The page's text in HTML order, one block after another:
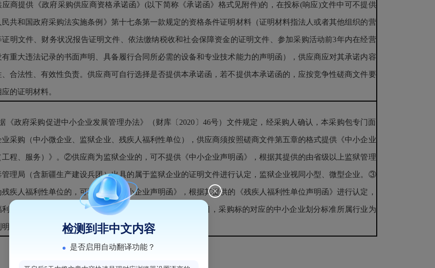
应商提供《政府采购供应商资格承诺函》(以下简称《承诺函》格式见附件)的，在投标(响应)文件中可不提供
共和国政府采购法实施条例》第十七条第一款规定的资格条件证明材料（证明材料指法人或者其他组织的营
证明文件、财务状况报告证明文件、依法缴纳税收和社会保障资金的证明文件、参加采购活动前3年内在经营
重大违法记录的书面声明、具备履行合同所必需的设备和专业技术能力的声明函），供应商应对其承诺内容
合法性、有效性负责。供应商可自行选择是否提供本承诺函，若不提供本承诺函的，应按竞争性磋商文件要
的证明材料。
《政府采购促进中小企业发展管理办法》（财库〔2020〕46号）文件规定，经采购人确认，本采购包专门面
采购（中小微企业、监狱企业、残疾人福利性单位），供应商须按照磋商文件第五章的格式提供《中小企业
工程、服务）》。②供应商为监狱企业的，可不提供《中小企业声明函》，根据其提供的由省级以上监狱管理
管理局（含新疆生产建设兵团）出具的属于监狱企业的证明文件进行认定，监狱企业视同小型、微型企业。③
疾人福利性单位的，可不提供《中小企业声明函》，根据其提供的《残疾人福利性单位声明函》进行认定，
利性单位视同小型、微型企业。2、本项目为服务类采购项目，采购标的对应的中小企业划分标准所属行业为
行业。 检测到非中文内容
是否启用自动翻译功能？